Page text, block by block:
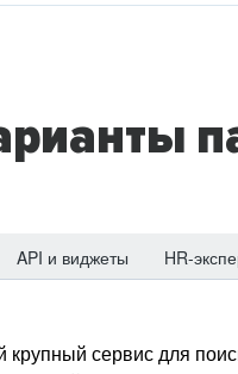
API и виджеты HR-
сервис для